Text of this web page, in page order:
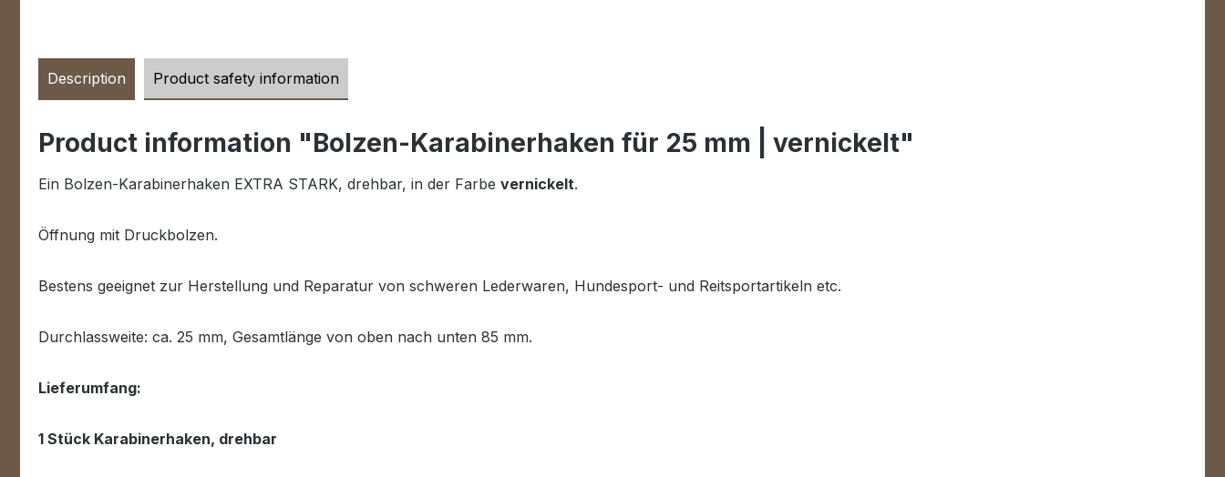
Description Product safety information
Product information "Bolzen-Karabinerhaken für 25 mm | vernickelt"
Ein Bolzen-Karabinerhaken EXTRA STARK, drehbar, in der Farbe vernickelt.
Öffnung mit Druckbolzen.
Bestens geeignet zur Herstellung und Reparatur von schweren Lederwaren, Hundesport- und Reitsportartikeln etc.
Durchlassweite: ca. 25 mm, Gesamtlänge von oben nach unten 85 mm.
Lieferumfang:
1 Stück Karabinerhaken, drehbar